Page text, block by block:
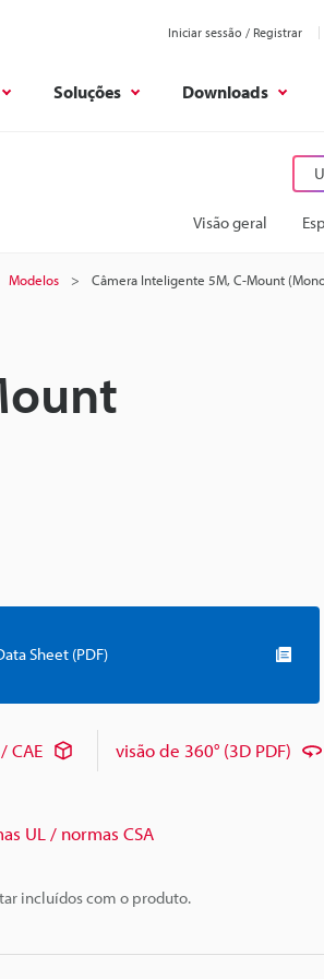
Iniciar sessão / Registrar
Soluções Downloads
Visão geral
Modelos Câmera Inteligente 5M, C-Mount
incluídos com o produto.
Sheet (PDF)
CAE visão de 360° (3D PDF)
UL / normas CSA